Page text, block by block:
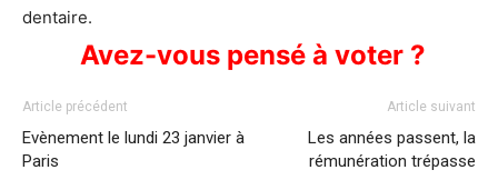
dentaire.
Avez-vous pensé à voter ?
Article précédent
Evènement le lundi 23 janvier à
Paris
Article suivant
Les années passent, la
rémunération trépasse